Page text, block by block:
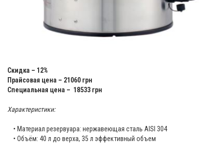
Скидка – 12%
Прайсовая цена – 21060 грн
Специальная цена – 18533 грн
Характеристики:
• Материал резервуара: нержавеющая сталь AISI 304
• Объём: 40 л до верха, 35 л эффективный объем